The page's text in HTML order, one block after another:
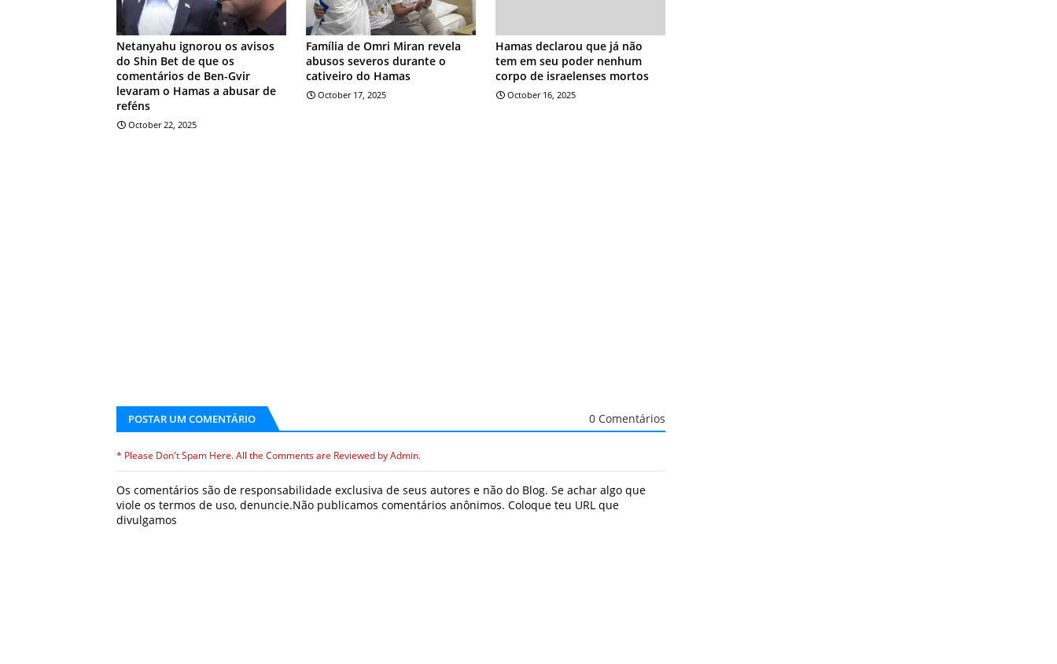
Netanyahu ignorou os avisos
do Shin Bet de que os
comentários de Ben-Gvir
levaram o Hamas a abusar de
reféns
October 22, 2025
Família de Omri Miran revela
abusos severos durante o
cativeiro do Hamas
October 17, 2025
Hamas declarou que já não
tem em seu poder nenhum
corpo de israelenses mortos
October 16, 2025
POSTAR UM COMENTÁRIO 0 Comentários
* Please Don't Spam Here. All the Comments are Reviewed by Admin.
Os comentários são de responsabilidade exclusiva de seus autores e não do Blog. Se achar algo que
viole os termos de uso, denuncie.Não publicamos comentários anônimos. Coloque teu URL que
divulgamos